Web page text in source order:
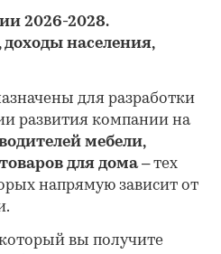
2026-2028.
населения,
для разработки
развития компании на
мебели,
для дома– тех
напрямую зависит от
вы получите